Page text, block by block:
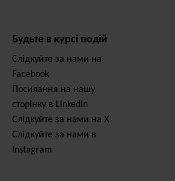
Будьте в курсі подій
Слідкуйте за нами на
Facebook
Посилання на нашу
сторінку в LinkedIn
Слідкуйте за нами на X
Слідкуйте за нами в
Instagram